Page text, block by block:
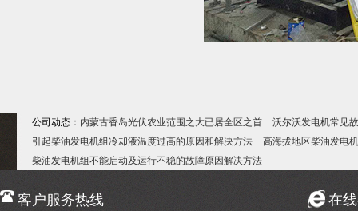
公司动态： 内蒙古香岛光伏农业范围之大已居全区之首
沃尔沃发电机常见
引起柴油发电机组冷却液温度过高的原因和解决方法
高海拔地区柴油发电
柴油发电机组不能启动及运行不稳的故障原因解决方法
客户服务热线 在